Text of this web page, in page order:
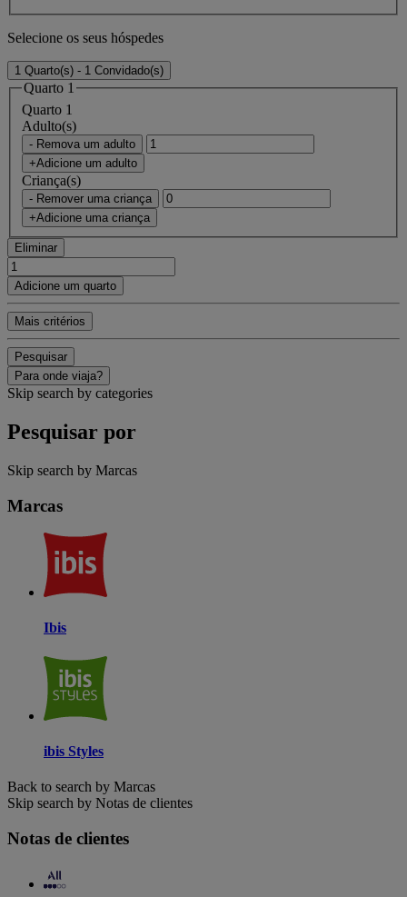
Selecione os seus hóspedes
1 Quarto(s) - 1 Convidado(s)
Quarto 1
Quarto 1
Adulto(s)
- Remova um adulto
+Adicione um adulto
Criança(s)
- Remover uma criança
+Adicione uma criança
Eliminar
Adicione um quarto
Mais critérios
Pesquisar
Para onde viaja?
Skip search by categories
Pesquisar por
Skip search by Marcas
Marcas
Ibis
ibis Styles
Back to search by Marcas
Skip search by Notas de clientes
Notas de clientes